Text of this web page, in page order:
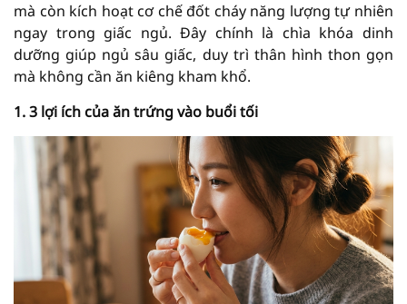
mà còn kích hoạt cơ chế đốt cháy năng lượng tự nhiên
ngay trong giấc ngủ. Đây chính là chìa khóa dinh
dưỡng giúp ngủ sâu giấc, duy trì thân hình thon gọn
mà không cần ăn kiêng kham khổ.
1. 3 lợi ích của ăn trứng vào buổi tối